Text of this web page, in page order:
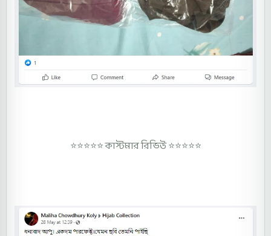
⭐⭐⭐⭐⭐ কাস্টমার রিভিউ ⭐⭐⭐⭐⭐